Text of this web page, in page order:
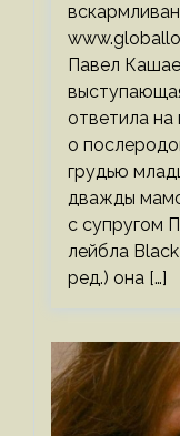
Павел
ответила
о
грудью
дважды
с супругом
лейбла
ред.) она […]